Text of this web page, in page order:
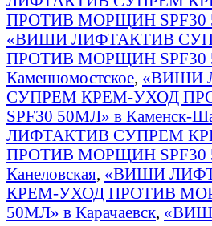
ПРОТИВ МОРЩИН SPF30
«ВИШИ ЛИФТАКТИВ
ПРОТИВ МОРЩИН SPF30
Каменномостское, «ВИШИ
СУПРЕМ КРЕМ-УХОД
SPF30 50МЛ» в Каменск-
ЛИФТАКТИВ СУПРЕМ
ПРОТИВ МОРЩИН SPF30
Канеловская, «ВИШИ
КРЕМ-УХОД ПРОТИВ
50МЛ» в Карачаевск,